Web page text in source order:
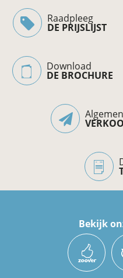
Raadpleeg
DE PRIJSLIJST
Download
DE BROCHURE
Bekijk